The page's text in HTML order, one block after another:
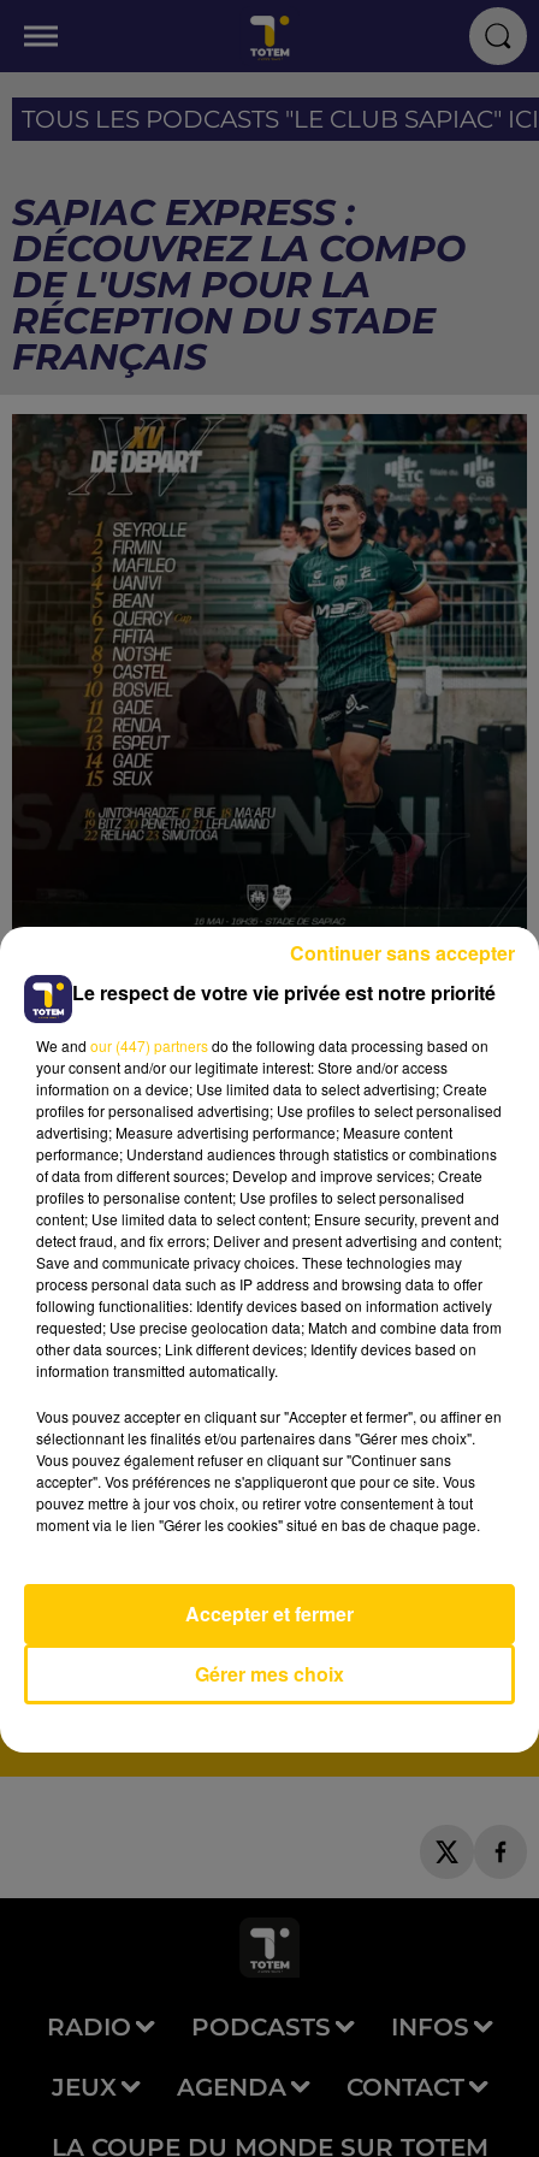
TOUS LES PODCASTS "LE CLUB SAPIAC"
SAPIAC EXPRESS :
DÉCOUVREZ LA COMPO
DE L'USM POUR LA
RÉCEPTION DU STADE
FRANÇAIS
Lecture (1 min 11 sec)
15 mai 2026 - 1 min 11 sec
SAPIAC EXPRESS : DÉCOUVREZ LA
COMPO DE L'USM POUR LA
RÉCEPTION DU STADE FRANÇAIS
XV de départ et les 23 montalbanais pour
affronter le Stade Français à Sapiac, c'est ici !
RIHANNA
AVEYRON NORD
RADIO PODCASTS INFOS
JEUX AGENDA CONTACT
LA COUPE DU MONDE SUR TOTEM
Le respect de votre vie privée est notre priorité
We and our (447) partnersdo the following data processing based on
your consent and/or our legitimate interest: Store and/or access
information on a device; Use limited data to select advertising; Create
profiles for personalised advertising; Use profiles to select personalised
advertising; Measure advertising performance; Measure content
performance; Understand audiences through statistics or combinations
of data from different sources; Develop and improve services; Create
profiles to personalise content; Use profiles to select personalised
content; Use limited data to select content; Ensure security, prevent and
detect fraud, and fix errors; Deliver and present advertising and content;
Save and communicate privacy choices. These technologies may
process personal data such as IP address and browsing data to offer
following functionalities: Identify devices based on information actively
requested; Use precise geolocation data; Match and combine data from
other data sources; Link different devices; Identify devices based on
information transmitted automatically.
Vous pouvez accepter en cliquant sur "Accepter et fermer", ou affiner en
sélectionnant les finalités et/ou partenaires dans "Gérer mes choix".
Vous pouvez également refuser en cliquant sur "Continuer sans
accepter". Vos préférences ne s'appliqueront que pour ce site. Vous
pouvez mettre à jour vos choix, ou retirer votre consentement à tout
moment via le lien "Gérer les cookies" situé en bas de chaque page.
Gérer mes choix
Accepter et fermer
Continuer sans accepter